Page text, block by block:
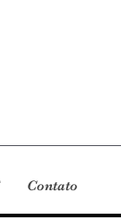
Contato